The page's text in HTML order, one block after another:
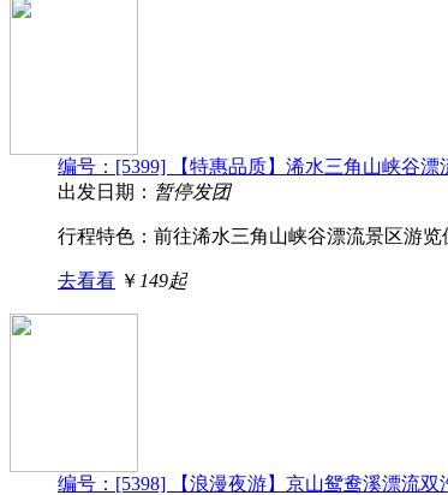
编号：[5399] 【特惠品质】浠水三角山峡谷漂
出发日期： 暂停发团
行程特色：前往浠水三角山峡谷漂流景区游
去看看 ￥ 149起
编号：[5398] 【浪漫夜游】京山鸳鸯溪漂流双